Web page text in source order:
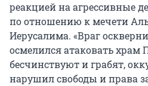
реакцией на агрессивные
по отношению к мечети
Иерусалима. «Враг
осмелился атаковать храм
бесчинствуют и грабят,
нарушил свободы и права